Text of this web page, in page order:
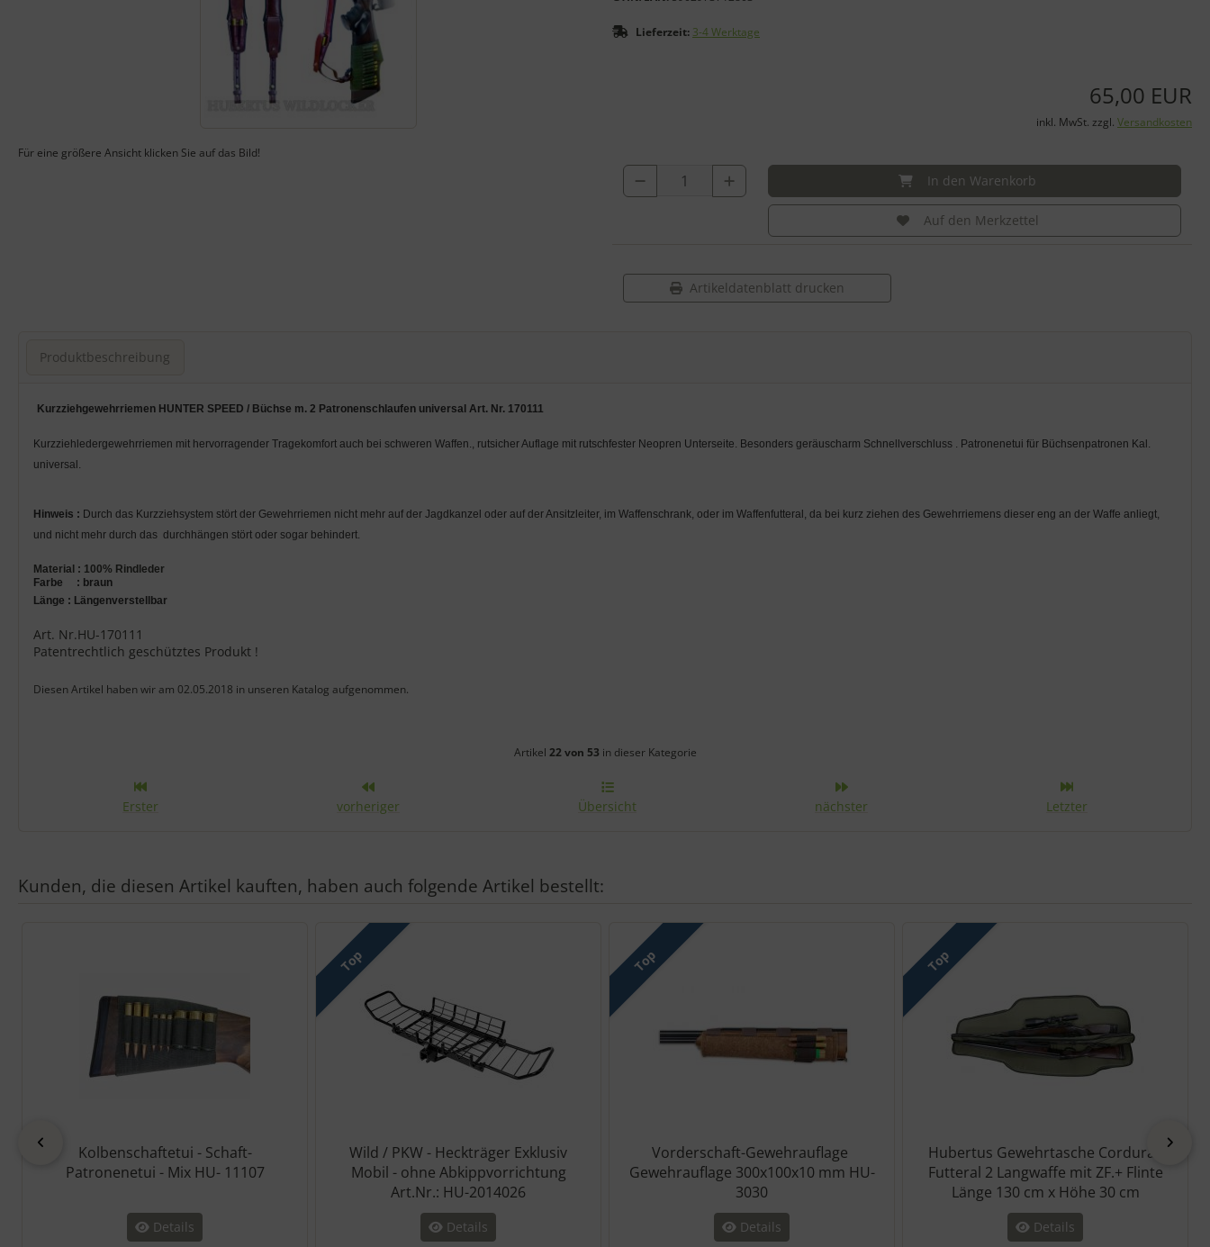
Lieferzeit: 3-4 Werktage
Für eine größere Ansicht klicken Sie auf das Bild!
65,00 EUR
inkl. MwSt. zzgl. Versandkosten
In den Warenkorb
Auf den Merkzettel
Artikeldatenblatt drucken
Produktbeschreibung
Produktbeschreibung
Kurzziehgewehrriemen HUNTER SPEED / Büchse m. 2 Patronenschlaufen universal Art. Nr. 170111
Kurzziehledergewehrriemen mit hervorragender Tragekomfort auch bei schweren Waffen., rutsicher Auflage mit rutschfester Neopren Unterseite. Besonders geräuscharm Schnellverschluss . Patronenetui für Büchsenpatronen Kal.
universal.
Hinweis : Durch das Kurzziehsystem stört der Gewehrriemen nicht mehr auf der Jagdkanzel oder auf der Ansitzleiter, im Waffenschrank, oder im Waffenfutteral, da bei kurz ziehen des Gewehrriemens dieser eng an der Waffe anliegt,
und nicht mehr durch das durchhängen stört oder sogar behindert.
Material : 100% Rindleder
Farbe : braun
Länge : Längenverstellbar
Art. Nr.HU-170111
Patentrechtlich geschütztes Produkt !
Diesen Artikel haben wir am 02.05.2018 in unseren Katalog aufgenommen.
Artikelnavigation innerhalb dieser Kategorie
Artikel 22 von 53 in dieser Kategorie
Erster vorheriger Übersicht nächster Letzter
Kunden, die diesen Artikel kauften, haben auch folgende Artikel bestellt:
Es folgt ein Produktslider - navigieren Sie mit der Tab-Taste zu den einzelnen Artikeln.
Kolbenschaftetui - Schaft-
Patronenetui - Mix HU- 11107
Details
Top
Wild / PKW - Heckträger Exklusiv
Mobil - ohne Abkippvorrichtung
Art.Nr.: HU-2014026
Details
Top
Vorderschaft-Gewehrauflage
Gewehrauflage 300x100x10 mm HU-
3030
Details
Top
Hubertus Gewehrtasche Cordura -
Futteral 2 Langwaffe mit ZF.+ Flinte
Länge 130 cm x Höhe 30 cm
Details